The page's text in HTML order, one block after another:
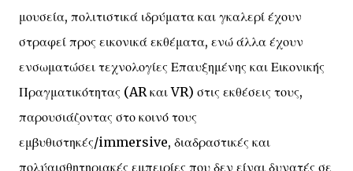
μουσεία, πολιτιστικά ιδρύματα και γκαλερί έχουν
στραφεί προς εικονικά εκθέματα, ενώ άλλα έχουν
ενσωματώσει τεχνολογίες Επαυξημένης και Εικονικής
Πραγματικότητας (AR και VR) στις εκθέσεις τους,
παρουσιάζοντας στο κοινό τους
εμβυθιστηκές/immersive, διαδραστικές και
πολύαισθητηριακές εμπειρίες που δεν είναι δυνατές σε